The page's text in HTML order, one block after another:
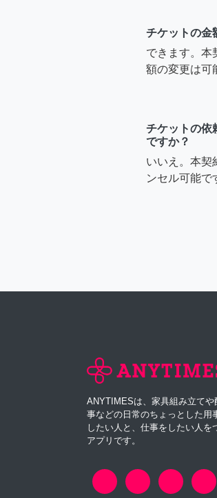
チケットの金
できます。本
額の変更は可
チケットの依
ですか？
いいえ。本契
ンセル可能で
ANYTIMESは、家具組み立てや
事などの日常のちょっとした用
したい人と、仕事をしたい人を
アプリです。